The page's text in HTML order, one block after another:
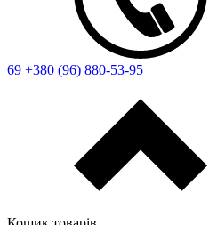
69 +380 (96) 880-53-95